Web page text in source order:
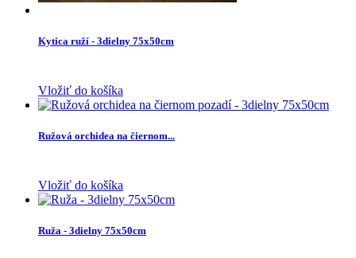
Kytica ruží - 3dielny 75x50cm
Vložiť do košíka
Ružová orchidea na čiernom...
Vložiť do košíka
Ruža - 3dielny 75x50cm